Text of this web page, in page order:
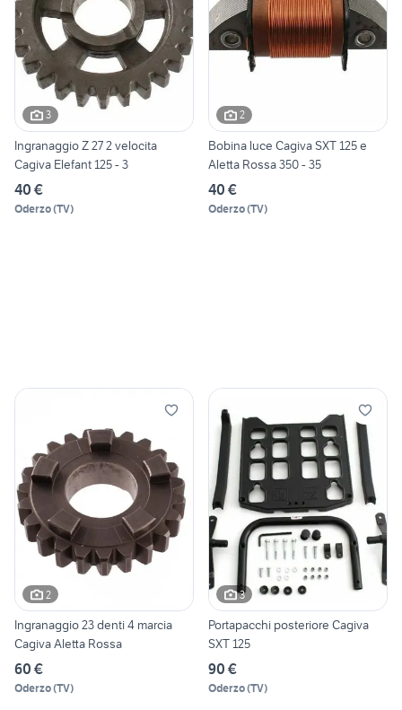
3
Ingranaggio Z 27 2 velocita
Cagiva Elefant 125 - 3
40 €
Oderzo(TV)
2
Bobina luce Cagiva SXT 125 e
Aletta Rossa 350 - 35
40 €
Oderzo(TV)
2
Ingranaggio 23 denti 4 marcia
Cagiva Aletta Rossa
60 €
Oderzo(TV)
3
Portapacchi posteriore Cagiva
SXT 125
90 €
Oderzo(TV)